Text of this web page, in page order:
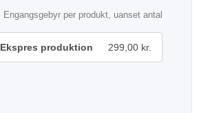
Engangsgebyr per produkt, uanset antal
Ekspres produktion 299,00 kr.